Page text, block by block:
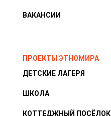
ВАКАНСИИ
ПРОЕКТЫ ЭТНОМИРА
ДЕТСКИЕ ЛАГЕРЯ
ШКОЛА
КОТТЕДЖНЫЙ ПОСЁЛОК